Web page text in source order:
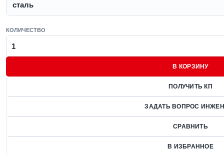
сталь
КОЛИЧЕСТВО
В КОРЗИНУ
ПОЛУЧИТЬ КП
ЗАДАТЬ ВОПРОС
СРАВНИТЬ
В ИЗБРАННОЕ